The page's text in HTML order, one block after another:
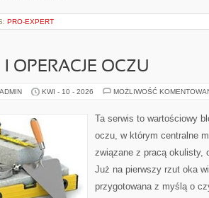
PRO-EXPERT
I OPERACJE OCZU
KWI - 10 - 2026 MOŻLIWOŚĆ
Ta serwis to wartościowy
oczu, w którym centralne
związane z pracą okulisty,
Już na pierwszy rzut oka
przygotowana z myślą o